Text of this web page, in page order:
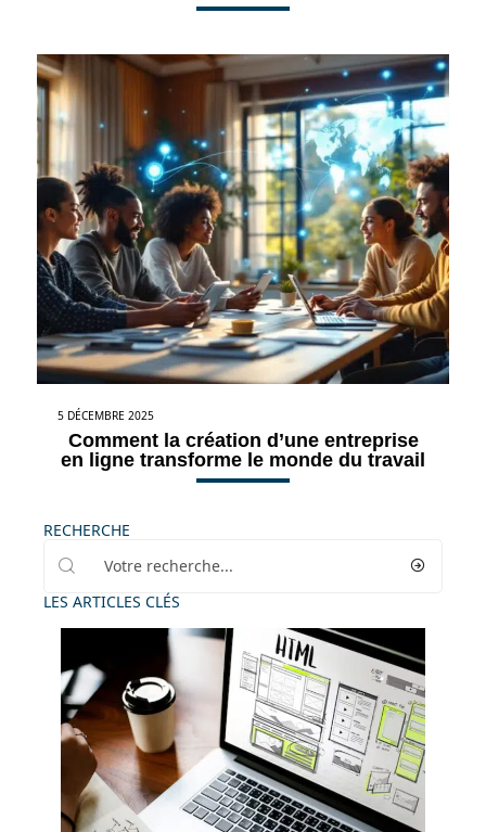
5 DÉCEMBRE 2025
Comment la création d’une entreprise
en ligne transforme le monde du travail
RECHERCHE
LES ARTICLES CLÉS